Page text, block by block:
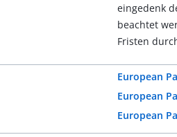
eingedenk
beachtet
Fristen
European
European
European